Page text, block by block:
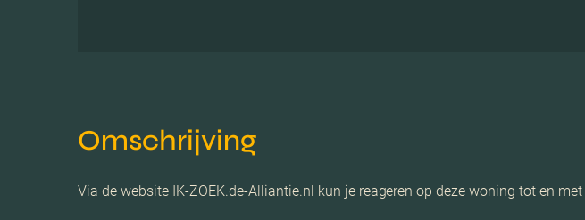
Omschrijving
Via de website IK-ZOEK.de-Alliantie.nl kun je reageren op deze woning tot en